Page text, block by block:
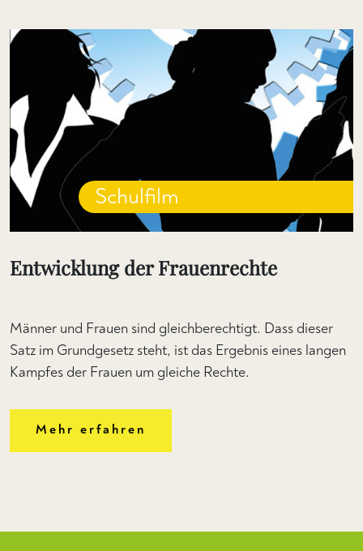
Schulfilm
Entwicklung der Frauenrechte
Männer und Frauen sind gleichberechtigt. Dass dieser
Satz im Grundgesetz steht, ist das Ergebnis eines langen
Kampfes der Frauen um gleiche Rechte.
Mehr erfahren